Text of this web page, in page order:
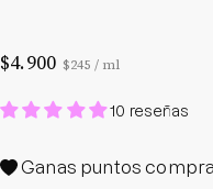
Rastrear
$4.900 Precio por unidad
$245 /por
ml
10 reseñas
Ganas puntos